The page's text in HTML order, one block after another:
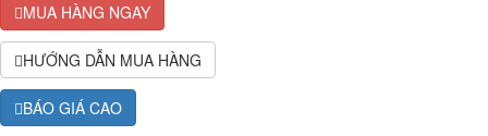
MUA HÀNG NGAY
HƯỚNG DẪN MUA HÀNG
BÁO GIÁ CAO